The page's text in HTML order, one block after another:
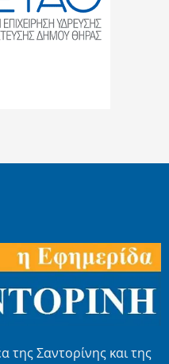
της Σαντορίνης και της